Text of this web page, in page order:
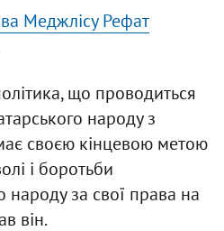
Меджлісу Рефат
що проводиться
народу з
своєю кінцевою метою
і боротьби
народу за свої права на
він.